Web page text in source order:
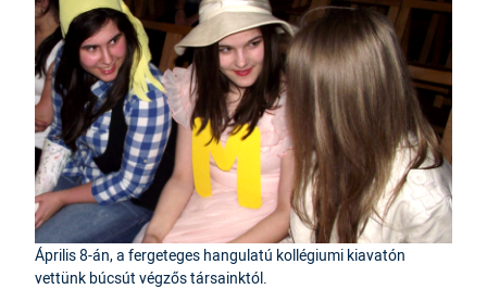
Április 8-án, a fergeteges hangulatú kollégiumi kiavatón
vettünk búcsút végzős társainktól.